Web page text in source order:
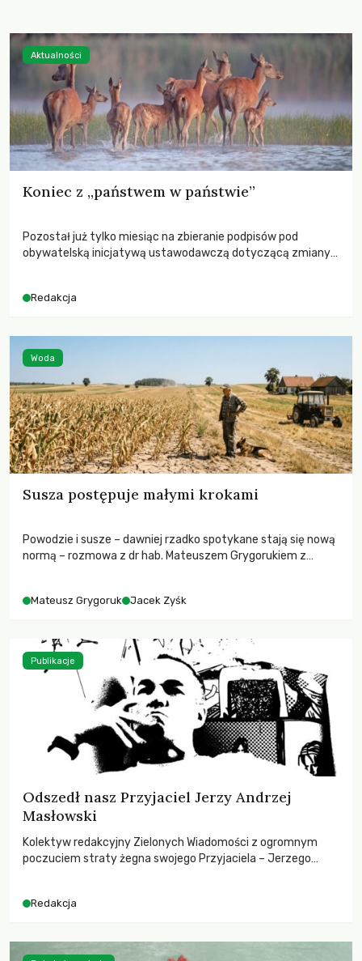
Koniec z „państwem w państwie”
Pozostał już tylko miesiąc na zbieranie podpisów pod
obywatelską inicjatywą ustawodawczą dotyczącą zmiany
niezwykle korzystne rozwiązania dla przyrody i zwierząt,
funkcjonowania łowiectwa w Polsce.
Redakcja
Aktualności
Susza postępuje małymi krokami
Powodzie i susze – dawniej rzadko spotykane stają się nową
normą – rozmowa z dr hab. Mateuszem Grygorukiem z
Mateusz Grygoruk Jacek Zyśk
Woda
Odszedł nasz Przyjaciel Jerzy Andrzej
Masłowski
Kolektyw redakcyjny Zielonych Wiadomości z ogromnym
poczuciem straty żegna swojego Przyjaciela – Jerzego
Redakcja
Publikacje